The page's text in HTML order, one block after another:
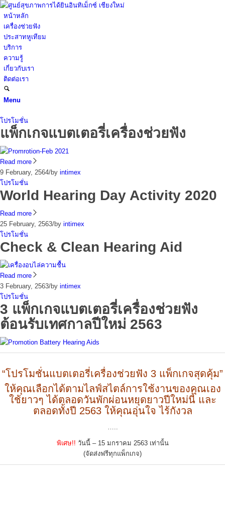
หน้าหลัก
เครื่องช่วยฟัง
ประสาทหูเทียม
บริการ
ความรู้
เกี่ยวกับเรา
ติดต่อเรา
Menu
โปรโมชั่น
แพ็กเกจแบตเตอรี่เครื่องช่วยฟัง
Read more
9 February, 2564/by intimex
โปรโมชั่น
World Hearing Day Activity 2020
Read more
25 February, 2563/by intimex
โปรโมชั่น
Check & Clean Hearing Aid
Read more
3 February, 2563/by intimex
โปรโมชั่น
3 แพ็กเกจแบตเตอรี่เครื่องช่วยฟัง
ต้อนรับเทศกาลปีใหม่ 2563
“โปรโมชั่นแบตเตอรี่เครื่องช่วยฟัง 3 แพ็กเกจสุดคุ้ม”
ให้คุณเลือกได้ตามไลฟ์สไตล์การใช้งานของคุณเอง
ใช้ยาวๆ ได้ตลอดวันพักผ่อนหยุดยาวปีใหม่นี้ และ
ตลอดทั้งปี 2563 ให้คุณอุ่นใจ ไร้กังวล
…..
พิเศษ!! วันนี้ – 15 มกราคม 2563 เท่านั้น
(จัดส่งฟรีทุกแพ็กเกจ)